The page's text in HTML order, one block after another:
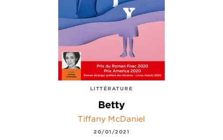
LITTÉRATURE
Betty
Tiffany McDaniel
20/01/2021